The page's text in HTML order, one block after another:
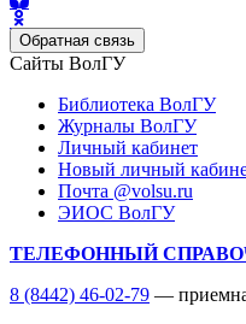
Обратная связь
Сайты ВолГУ
Библиотека ВолГУ
Журналы ВолГУ
Личный кабинет
Новый личный
Почта @volsu.ru
ЭИОС ВолГУ
ТЕЛЕФОННЫЙ
8 (8442) 46-02-79 —